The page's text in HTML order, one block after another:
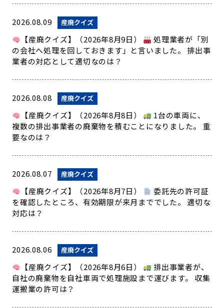
2026.08.09 産廃クイズ
【産廃クイズ】（2026年8月9日）
処理業者が「別
の会社へ処理を回しておきます」と言いました。 排出事
業者の対応として適切なのは？
2026.08.08 産廃クイズ
【産廃クイズ】（2026年8月8日）
1台の車両に、
複数の排出事業者の廃棄物を積むことになりました。 重
要なのは？
2026.08.07 産廃クイズ
【産廃クイズ】（2026年8月7日）
委託先の許可証
を確認したところ、有効期限が来月まででした。 適切な
対応は？
2026.08.06 産廃クイズ
【産廃クイズ】（2026年8月6日）
排出事業者が、
自社の廃棄物を自社車両で処理施設まで運びます。 収集
運搬業の許可は？